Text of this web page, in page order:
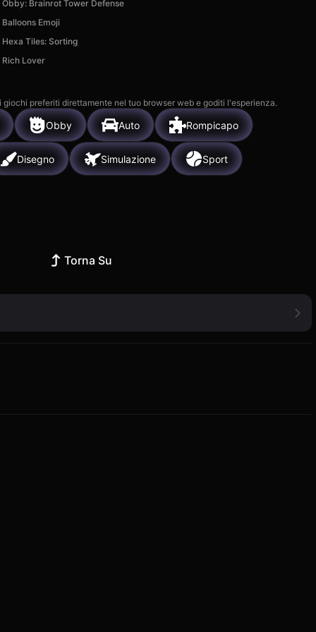
Obby: Brainrot Tower Defense
Balloons Emoji
Hexa Tiles: Sorting
Rich Lover
preferiti direttamente nel tuo browser web e goditi l'esperienza.
Obby Auto Rompicapo
Disegno Simulazione Sport
Torna Su